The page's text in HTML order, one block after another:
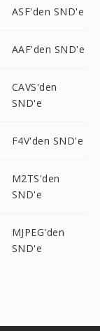
ASF'den SND'e
AAF'den SND'e
CAVS'den
SND'e
F4V'den SND'e
M2TS'den
SND'e
MJPEG'den
SND'e